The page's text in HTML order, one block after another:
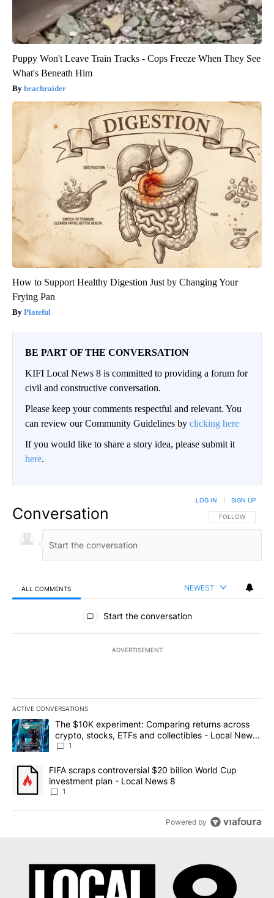
Puppy Won't Leave Train Tracks - Cops Freeze When They See
What's Beneath Him
beachraider
How to Support Healthy Digestion Just by Changing Your
Frying Pan
Plateful
BE PART OF THE CONVERSATION
KIFI Local News 8 is committed to providing a forum for
civil and constructive conversation.
Please keep your comments respectful and relevant. You
can review our Community Guidelines by clicking here
If you would like to share a story idea, please submit it
here.
Conversation FOLLOW THIS
FOLLOW
LOG IN SIGN UP
ALL COMMENTS NEWEST
All Comments
Start the conversation
ADVERTISEMENT
ACTIVE CONVERSATIONS
The following is a list of the most commented articles in the last
A trending article titled "The $10K experiment: Comparing
The $10K experiment: Comparing returns across
crypto, stocks, ETFs and collectibles - Local News
8
1
A trending article titled "FIFA scraps controversial $20 billion
FIFA scraps controversial $20 billion World Cup
investment plan - Local News 8
1
Powered by